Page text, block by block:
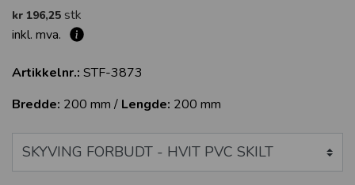
kr 196,25 stk
inkl. mva.
Artikkelnr.: STF-3873
Bredde: 200 mm / Lengde: 200 mm